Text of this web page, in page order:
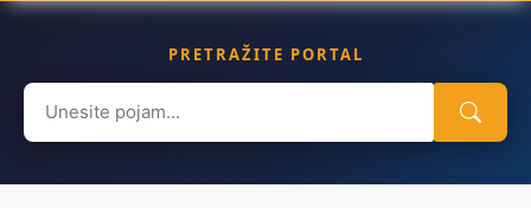
PRETRAŽITE PORTAL
Search
for: